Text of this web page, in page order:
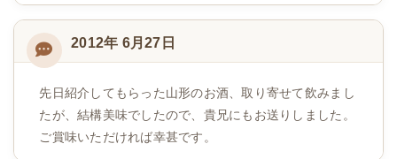
2012年 6月27日
先日紹介してもらった山形のお酒、取り寄せて飲みまし
たが、結構美味でしたので、貴兄にもお送りしました。
ご賞味いただければ幸甚です。